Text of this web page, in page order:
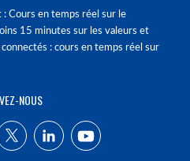
: Cours en temps réel sur le
15 minutes sur les valeurs et
: cours en temps réel sur
NOUS